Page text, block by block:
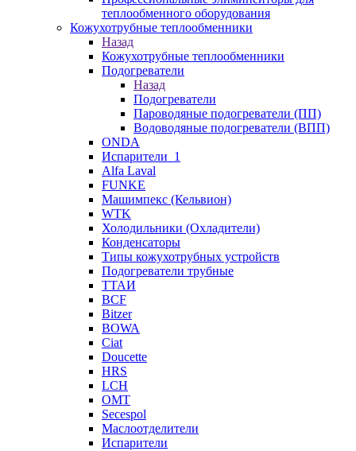
теплообменного оборудования
Кожухотрубные теплообменники
Назад
Кожухотрубные теплообменники
Подогреватели
Назад
Подогреватели
Пароводяные подогреватели (ПП)
Водоводяные подогреватели (ВПП)
ONDA
Испарители_1
Alfa Laval
FUNKE
Машимпекс (Кельвион)
WTK
Холодильники (Охладители)
Конденсаторы
Типы кожухотрубных устройств
Подогреватели трубные
ТТАИ
BCF
Bitzer
BOWA
Ciat
Doucette
HRS
LCH
OMT
Secespol
Маслоотделители
Испарители